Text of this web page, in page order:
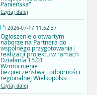
Panieńska"
Czytaj dalej
2026-07-17 11:52:37
Ogłoszenie o otwartym
naborze na Partnera do
wspólnego przygotowania i
realizacji projektu w ramach
Działania 15.01
Wzmocnienie
bezpieczeństwa i odporności
regionalnej Wielkopolski
Czytaj dalej